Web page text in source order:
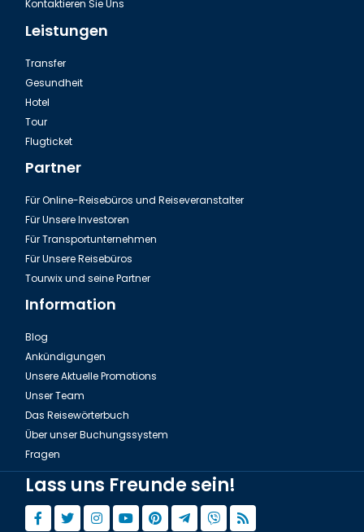
Kontaktieren Sie Uns
Leistungen
Transfer
Gesundheit
Hotel
Tour
Flugticket
Partner
Für Online-Reisebüros und Reiseveranstalter
Für Unsere Investoren
Für Transportunternehmen
Für Unsere Reisebüros
Tourwix und seine Partner
Information
Blog
Ankündigungen
Unsere Aktuelle Promotions
Unser Team
Das Reisewörterbuch
Über unser Buchungssystem
Fragen
Lass uns Freunde sein!